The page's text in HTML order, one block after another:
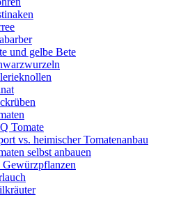
und gelbe Bete
Tomate
vs. heimischer Tomatenanbau
selbst anbauen